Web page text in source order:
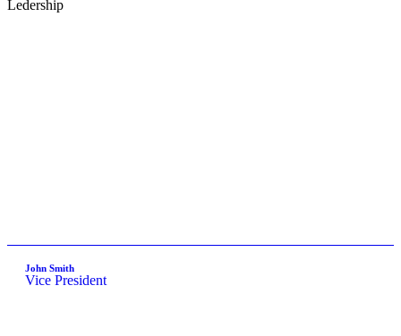
Ledership
John Smith
Vice President